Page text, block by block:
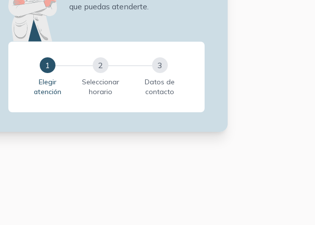
que puedas atenderte.
1
Elegir
atención
2
Seleccionar
horario
3
Datos de
contacto